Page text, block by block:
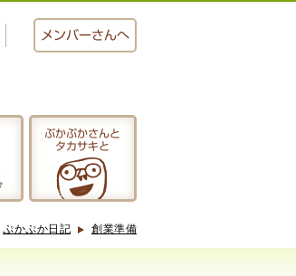
メンバーさんへ
おかし工房
ぷかぷかさんと
タカサキと
ぷかぷか日記 創業準備